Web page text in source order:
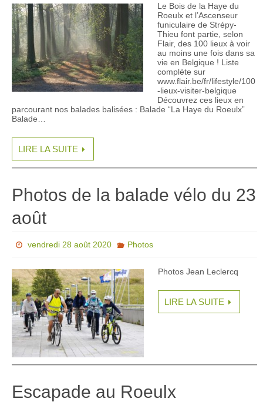
Le Bois de la Haye du
Roeulx et l’Ascenseur
funiculaire de Strépy-
Thieu font partie, selon
Flair, des 100 lieux à voir
au moins une fois dans sa
vie en Belgique ! Liste
complète sur
www.flair.be/fr/lifestyle/100
-lieux-visiter-belgique
Découvrez ces lieux en
parcourant nos balades balisées : Balade “La Haye du Roeulx”
Balade…
LIRE LA SUITE
Photos de la balade vélo du 23
août
vendredi 28 août 2020 Photos
Photos Jean Leclercq
LIRE LA SUITE
Escapade au Roeulx